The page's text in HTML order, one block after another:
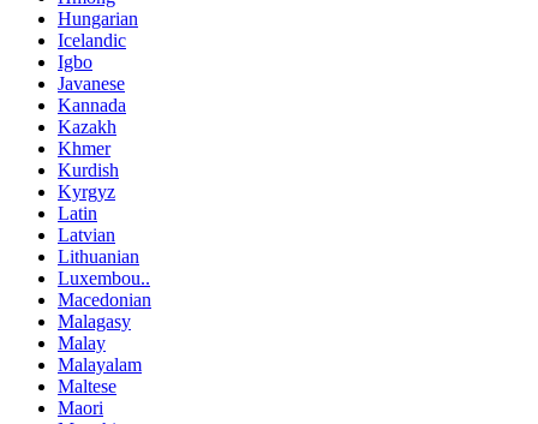
Hungarian
Icelandic
Igbo
Javanese
Kannada
Kazakh
Khmer
Kurdish
Kyrgyz
Latin
Latvian
Lithuanian
Luxembou..
Macedonian
Malagasy
Malay
Malayalam
Maltese
Maori